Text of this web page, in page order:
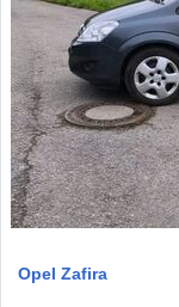
Opel Zafira